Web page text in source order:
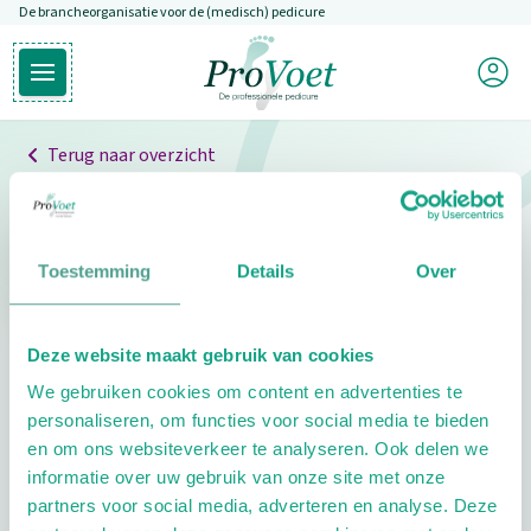
Toestemming Details Over
Deze website maakt gebruik van cookies
We gebruiken cookies om content en advertenties te
personaliseren, om functies voor social media te bieden
en om ons websiteverkeer te analyseren. Ook delen we
informatie over uw gebruik van onze site met onze
partners voor social media, adverteren en analyse. Deze
Overslaan en naar de inhoud gaan
De brancheorganisatie voor de (medisch) pedicure
Open hoofdmenu
Ga naar de homepagina
Mijn
Terug naar overzicht
Professionals
Pedicure niet gevonden
pedicure.